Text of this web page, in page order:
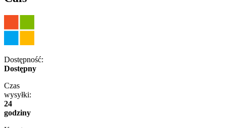
Dostępność:
Dostępny
Czas
wysyłki:
24
godziny